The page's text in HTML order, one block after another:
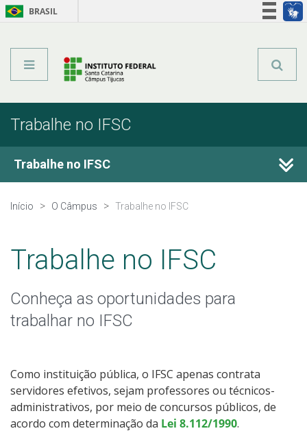
BRASIL
Trabalhe no IFSC
Trabalhe no IFSC
Início O Câmpus Trabalhe no IFSC
Trabalhe no IFSC
Conheça as oportunidades para
trabalhar no IFSC
Como instituição pública, o IFSC apenas contrata
servidores efetivos, sejam professores ou técnicos-
administrativos, por meio de concursos públicos, de
acordo com determinação da Lei 8.112/1990.